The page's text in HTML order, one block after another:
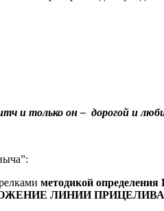
и только он – дорогой и
методикой
ЛИНИИ